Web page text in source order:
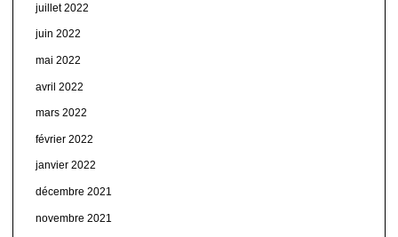
juillet 2022
juin 2022
mai 2022
avril 2022
mars 2022
février 2022
janvier 2022
décembre 2021
novembre 2021